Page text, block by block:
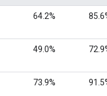
64.2%
49.0%
73.9%